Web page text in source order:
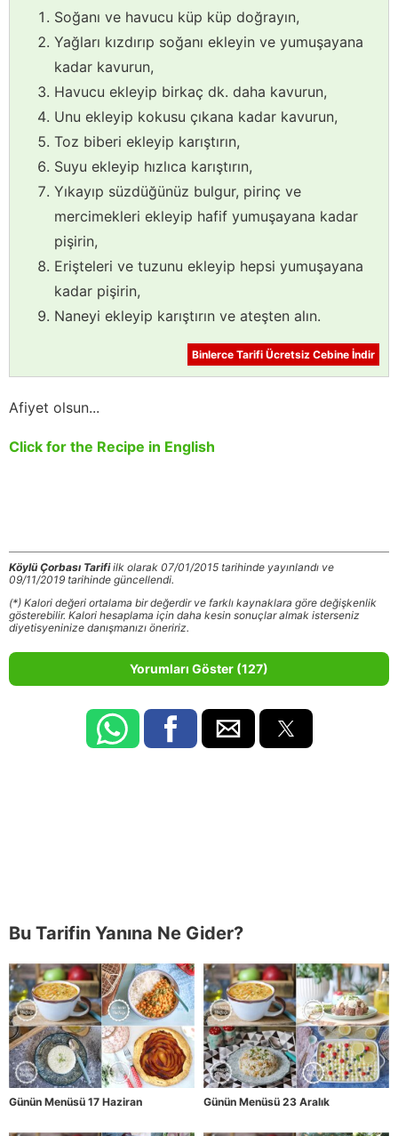
Soğanı ve havucu küp küp doğrayın,
Yağları kızdırıp soğanı ekleyin ve yumuşayana
kadar kavurun,
Havucu ekleyip birkaç dk. daha kavurun,
Unu ekleyip kokusu çıkana kadar kavurun,
Toz biberi ekleyip karıştırın,
Suyu ekleyip hızlıca karıştırın,
Yıkayıp süzdüğünüz bulgur, pirinç ve
mercimekleri ekleyip hafif yumuşayana kadar
pişirin,
Erişteleri ve tuzunu ekleyip hepsi yumuşayana
kadar pişirin,
Naneyi ekleyip karıştırın ve ateşten alın.
Binlerce Tarifi Ücretsiz Cebine İndir
Afiyet olsun...
Click for the Recipe in English
Köylü Çorbası Tarifiilk olarak 07/01/2015 tarihinde yayınlandı ve
09/11/2019 tarihinde güncellendi.
(*) Kalori değeri ortalama bir değerdir ve farklı kaynaklara göre değişkenlik
gösterebilir. Kalori hesaplama için daha kesin sonuçlar almak isterseniz
diyetisyeninize danışmanızı öneririz.
Yorumları Göster (127)
Bu Tarifin Yanına Ne Gider?
Günün Menüsü 17 Haziran Günün Menüsü 23 Aralık